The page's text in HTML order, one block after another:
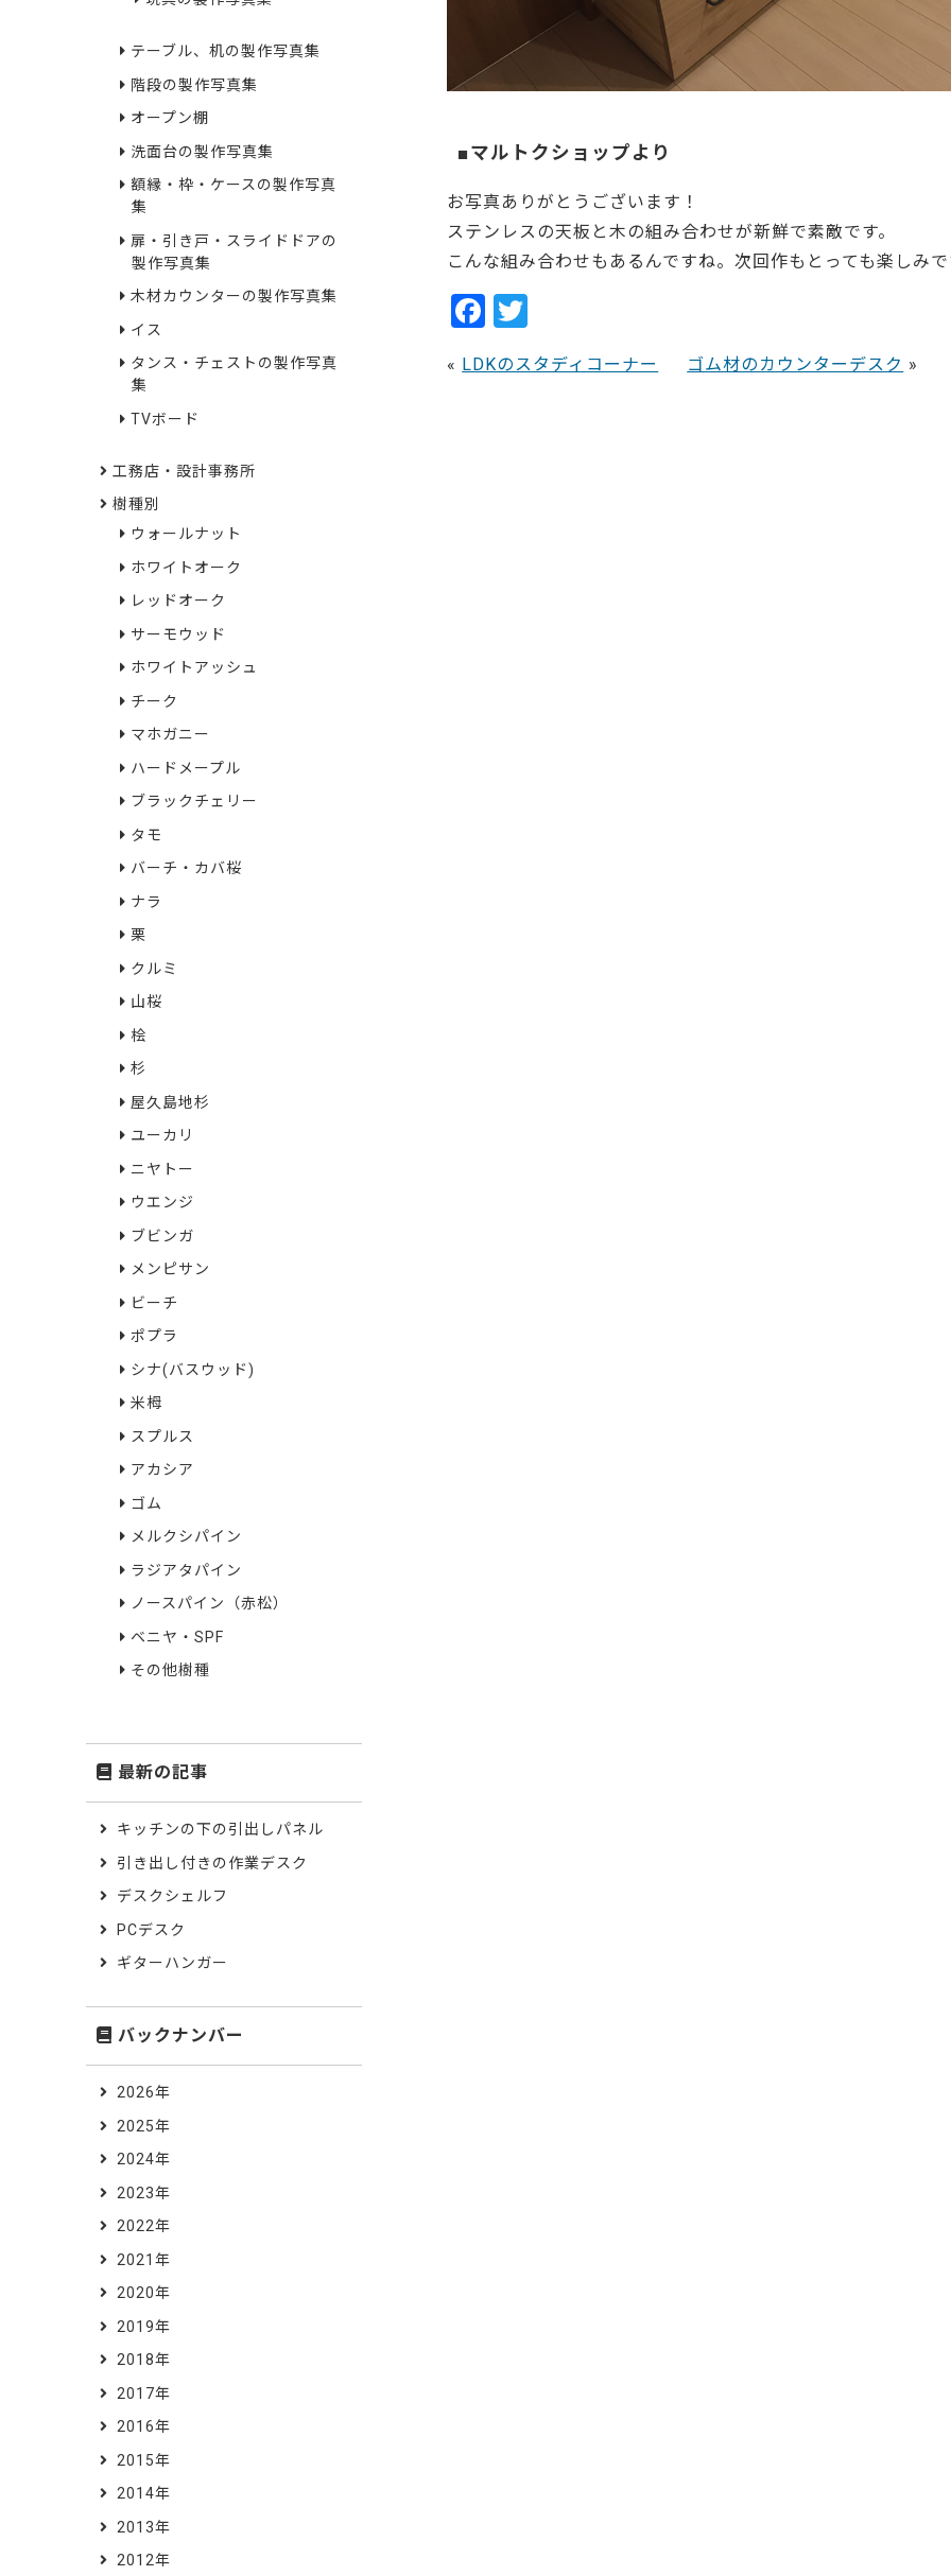
■マルトクショップより
お写真ありがとうございます！
ステンレスの天板と木の組み合わせが新鮮で素敵です。
こんな組み合わせもあるんですね。次回作もとっても楽しみ
F
c
w
itt
« LDKのスタディコーナー ゴム材のカウンターデスク »
テーブル、机の製作写真集
階段の製作写真集
オープン棚
洗面台の製作写真集
額縁・枠・ケースの製作写真
集
扉・引き戸・スライドドアの
製作写真集
木材カウンターの製作写真集
イス
タンス・チェストの製作写真
集
TVボード
工務店・設計事務所
樹種別
ウォールナット
ホワイトオーク
レッドオーク
サーモウッド
ホワイトアッシュ
チーク
マホガニー
ハードメープル
ブラックチェリー
タモ
バーチ・カバ桜
ナラ
栗
クルミ
山桜
桧
杉
屋久島地杉
ユーカリ
ニヤトー
ウエンジ
ブビンガ
メンピサン
ビーチ
ポプラ
シナ(バスウッド)
米栂
スプルス
アカシア
ゴム
メルクシパイン
ラジアタパイン
ノースパイン（赤松）
ベニヤ・SPF
その他樹種
最新の記事
キッチンの下の引出しパネル
引き出し付きの作業デスク
デスクシェルフ
PCデスク
ギターハンガー
バックナンバー
2026年
2025年
2024年
2023年
2022年
2021年
2020年
2019年
2018年
2017年
2016年
2015年
2014年
2013年
2012年